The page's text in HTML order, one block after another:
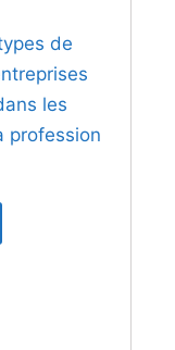
de
les
profession